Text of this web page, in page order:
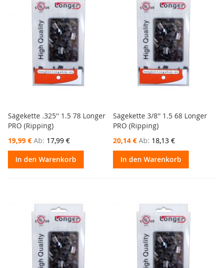
Sägekette .325'' 1.5 78 Longer
PRO (Ripping)
19,99 € Ab 17,99 €
In den Warenkorb
Sägekette 3/8'' 1.5 68 Longer
PRO (Ripping)
20,14 € Ab 18,13 €
In den Warenkorb